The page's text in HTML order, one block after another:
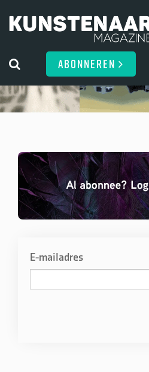
ABONNEREN
E-mailadres